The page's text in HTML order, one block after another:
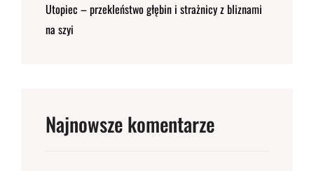
Utopiec – przekleństwo głębin i strażnicy z bliznami
na szyi
Najnowsze komentarze